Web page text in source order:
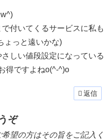
付いてくるサービスに私も
ょっと遠いかな)
さしい値段設定になっている
得ですよねo(^-^)o
返信
ぞ
の方はその旨をご記入く